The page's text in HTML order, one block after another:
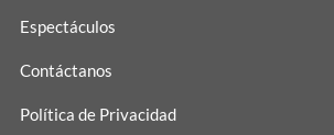
Espectáculos
Contáctanos
Política de Privacidad